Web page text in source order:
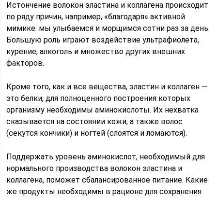
Истончение волокон эластина и коллагена происходит
по ряду причин, например, «благодаря» активной
мимике: мы улыбаемся и морщимся сотни раз за день.
Большую роль играют воздействие ультрафиолета,
курение, алкоголь и множество других внешних
факторов.
Кроме того, как и все вещества, эластин и коллаген —
это белки, для полноценного построения которых
организму необходимы аминокислоты. Их нехватка
сказывается на состоянии кожи, а также волос
(секутся кончики) и ногтей (слоятся и ломаются).
Поддержать уровень аминокислот, необходимый для
нормального производства волокон эластина и
коллагена, поможет сбалансированное питание. Какие
же продукты необходимы в рационе для сохранения